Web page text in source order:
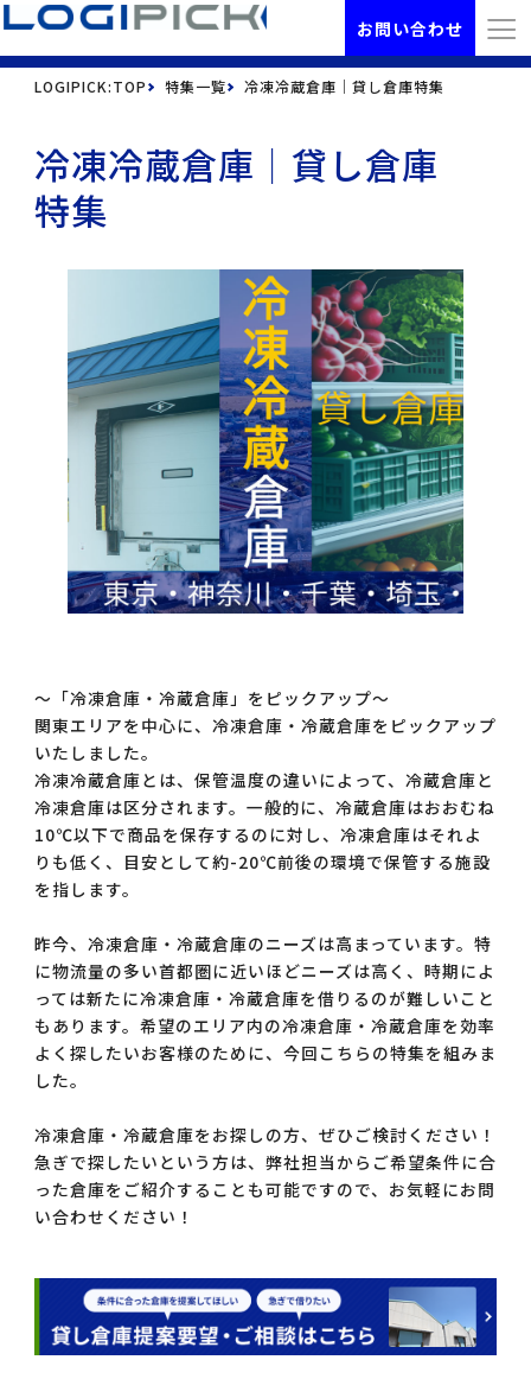
お問い合わせ
LOGIPICK:TOP 特集一覧 冷凍冷蔵倉庫｜貸し倉庫特集
冷凍冷蔵倉庫｜貸し倉庫
特集
～「冷凍倉庫・冷蔵倉庫」をピックアップ～
関東エリアを中心に、冷凍倉庫・冷蔵倉庫をピックアップ
いたしました。
冷凍冷蔵倉庫とは、保管温度の違いによって、冷蔵倉庫と
冷凍倉庫は区分されます。一般的に、冷蔵倉庫はおおむね
10℃以下で商品を保存するのに対し、冷凍倉庫はそれよ
りも低く、目安として約-20℃前後の環境で保管する施設
を指します。
昨今、冷凍倉庫・冷蔵倉庫のニーズは高まっています。特
に物流量の多い首都圏に近いほどニーズは高く、時期によ
っては新たに冷凍倉庫・冷蔵倉庫を借りるのが難しいこと
もあります。希望のエリア内の冷凍倉庫・冷蔵倉庫を効率
よく探したいお客様のために、今回こちらの特集を組みま
した。
冷凍倉庫・冷蔵倉庫をお探しの方、ぜひご検討ください！
急ぎで探したいという方は、弊社担当からご希望条件に合
った倉庫をご紹介することも可能ですので、お気軽にお問
い合わせください！